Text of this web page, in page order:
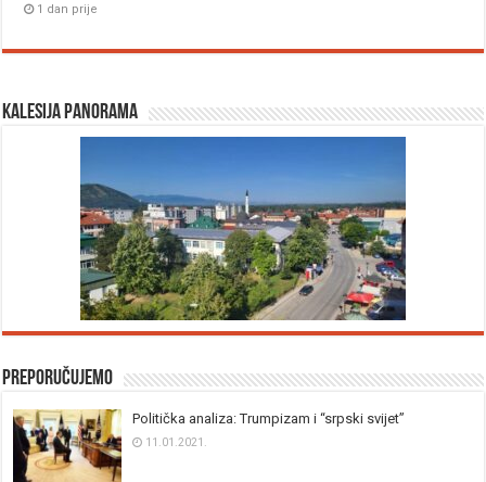
1 dan prije
Kalesija panorama
Preporučujemo
Politička analiza: Trumpizam i “srpski svijet”
11.01.2021.